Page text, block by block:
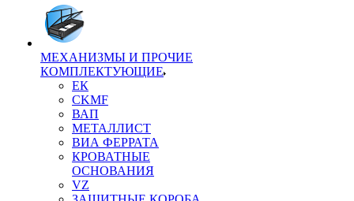
МЕХАНИЗМЫ И ПРОЧИЕ
КОМПЛЕКТУЮЩИЕ
ЕК
CKMF
ВАП
МЕТАЛЛИСТ
ВИА ФЕРРАТА
КРОВАТНЫЕ
ОСНОВАНИЯ
VZ